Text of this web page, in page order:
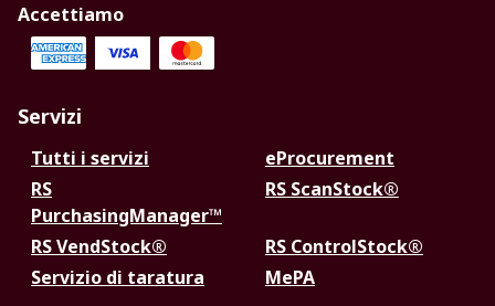
Accettiamo
Servizi
Tutti i servizi
eProcurement
RS
PurchasingManager™
RS ScanStock®
RS VendStock®
RS ControlStock®
Servizio di taratura
MePA